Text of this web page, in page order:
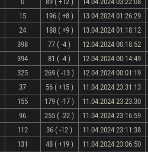
15 196 ( +8 )
13.04.2024 01:26:29
24 188 ( +9 )
13.04.2024 01:18:12
398 77 ( -4 )
12.04.2024 00:18:52
394 81 ( -4 )
12.04.2024 00:14:49
325 269 ( -13 )
12.04.2024 00:01:19
37 56 ( +15 )
11.04.2024 23:31:13
155 179 ( -17 )
11.04.2024 23:23:30
96 255 ( -22 )
11.04.2024 23:16:59
112 36 ( -12 )
11.04.2024 23:11:38
131 48 ( +19 )
11.04.2024 23:06:50